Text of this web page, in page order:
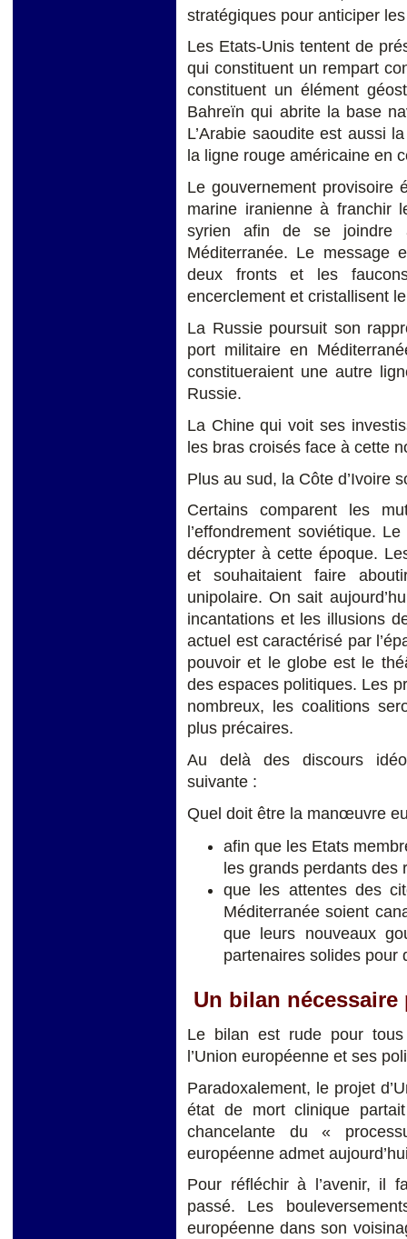
stratégiques pour anticiper
Les Etats-Unis tentent de
qui constituent un rempart
constituent un élément
Bahreïn qui abrite la base
L’Arabie saoudite est aussi
la ligne rouge américaine en
Le gouvernement provisoire
marine iranienne à franchir
syrien afin de se joindre
Méditerranée. Le message
deux fronts et les
encerclement et cristallisent
La Russie poursuit son
port militaire en
constitueraient une autre
Russie.
La Chine qui voit ses
les bras croisés face à cette
Plus au sud, la Côte d’Ivoire
Certains comparent les
l’effondrement soviétique.
décrypter à cette époque.
et souhaitaient faire
unipolaire. On sait
incantations et les illusions
actuel est caractérisé par
pouvoir et le globe est le
des espaces politiques. Les
nombreux, les coalitions
plus précaires.
Au delà des discours
suivante :
Quel doit être la manœuvre
afin que les Etats
les grands perdants
que les attentes des
Méditerranée soient
que leurs nouveaux
partenaires solides
Un bilan nécessaire
Le bilan est rude pour
l’Union européenne et ses
Paradoxalement, le projet
état de mort clinique
chancelante du «
européenne admet
Pour réfléchir à l’avenir, il
passé. Les
européenne dans son